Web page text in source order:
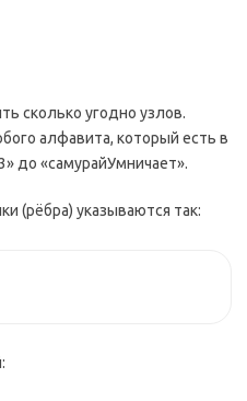
сколько угодно узлов.
алфавита, который есть в
до «самурайУмничает».
(рёбра) указываются так: